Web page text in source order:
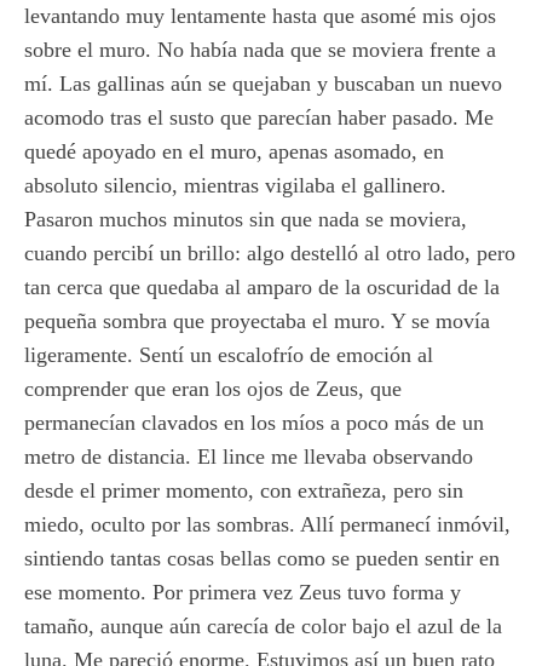
levantando muy lentamente hasta que asomé mis ojos
sobre el muro. No había nada que se moviera frente a
mí. Las gallinas aún se quejaban y buscaban un nuevo
acomodo tras el susto que parecían haber pasado. Me
quedé apoyado en el muro, apenas asomado, en
absoluto silencio, mientras vigilaba el gallinero.
Pasaron muchos minutos sin que nada se moviera,
cuando percibí un brillo: algo destelló al otro lado, pero
tan cerca que quedaba al amparo de la oscuridad de la
pequeña sombra que proyectaba el muro. Y se movía
ligeramente. Sentí un escalofrío de emoción al
comprender que eran los ojos de Zeus, que
permanecían clavados en los míos a poco más de un
metro de distancia. El lince me llevaba observando
desde el primer momento, con extrañeza, pero sin
miedo, oculto por las sombras. Allí permanecí inmóvil,
sintiendo tantas cosas bellas como se pueden sentir en
ese momento. Por primera vez Zeus tuvo forma y
tamaño, aunque aún carecía de color bajo el azul de la
luna. Me pareció enorme. Estuvimos así un buen rato